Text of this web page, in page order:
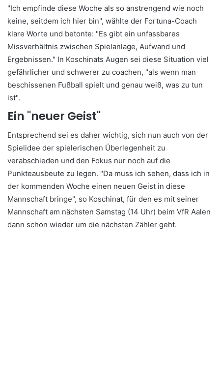
"Ich empfinde diese Woche als so anstrengend wie noch
keine, seitdem ich hier bin", wählte der Fortuna-Coach
klare Worte und betonte: "Es gibt ein unfassbares
Missverhältnis zwischen Spielanlage, Aufwand und
Ergebnissen." In Koschinats Augen sei diese Situation viel
gefährlicher und schwerer zu coachen, "als wenn man
beschissenen Fußball spielt und genau weiß, was zu tun
ist".
Ein "neuer Geist"
Entsprechend sei es daher wichtig, sich nun auch von der
Spielidee der spielerischen Überlegenheit zu
verabschieden und den Fokus nur noch auf die
Punkteausbeute zu legen. "Da muss ich sehen, dass ich in
der kommenden Woche einen neuen Geist in diese
Mannschaft bringe", so Koschinat, für den es mit seiner
Mannschaft am nächsten Samstag (14 Uhr) beim VfR Aalen
dann schon wieder um die nächsten Zähler geht.